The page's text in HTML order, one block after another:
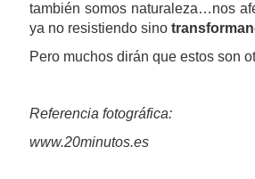
también somos naturaleza…nos
ya no resistiendo sino
Pero muchos dirán que estos son
Referencia fotográfica:
www.20minutos.es